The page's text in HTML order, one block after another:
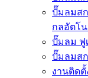
ปั๊มลมสก
กลอัตโ
ปั๊มลม ฟู
ปั๊มลมสก
งานติด